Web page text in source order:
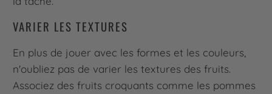
VARIER LES TEXTURES
En plus de jouer avec les formes et les couleurs,
n'oubliez pas de varier les textures des fruits.
Associez des fruits croquants comme les pommes